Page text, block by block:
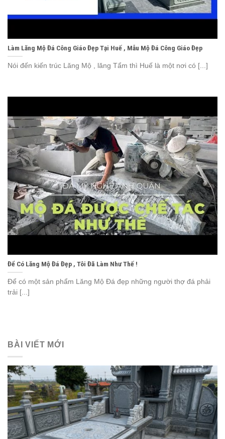
Làm Lăng Mộ Đá Công Giáo Đẹp Tại Huế , Mẫu Mộ Đá Công Giáo Đẹp
Nói đến kiến trúc Lăng Mộ , lăng Tẩm thì Huế là một nơi có [...]
Để Có Lăng Mộ Đá Đẹp , Tôi Đã Làm Như Thế !
Để có một sản phẩm Lăng Mộ Đá đẹp những người thợ đá phải
trải [...]
BÀI VIẾT MỚI